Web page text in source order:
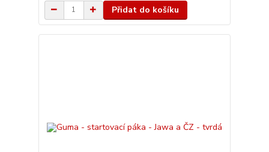
Přidat do košíku